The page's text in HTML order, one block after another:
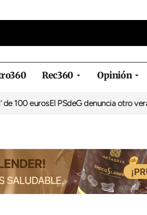
Rec360 Opinión
100 eurosEl PSdeG denuncia otro